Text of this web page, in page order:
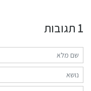
1 תגובות